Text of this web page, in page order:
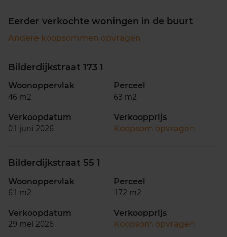
Eerder verkochte woningen in de buurt
Andere koopsommen opvragen
Bilderdijkstraat 173 1
Woonoppervlak
46 m2
Perceel
63 m2
Verkoopdatum
01 juni 2026
Verkoopprijs
Koopsom opvragen
Bilderdijkstraat 55 1
Woonoppervlak
61 m2
Perceel
172 m2
Verkoopdatum
29 mei 2026
Verkoopprijs
Koopsom opvragen